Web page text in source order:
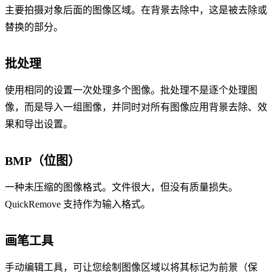
主要拍摄对象后面的图像区域。在背景去除中，这是被去除或
替换的部分。
批处理
使用相同的设置一次处理多个图像。批处理不是逐个处理图
像，而是导入一组图像，并同时对所有图像应用背景去除、效
果和导出设置。
BMP（位图）
一种未压缩的图像格式。文件很大，但没有质量损失。
QuickRemove 支持作为输入格式。
画笔工具
手动编辑工具，可让您绘制图像区域以将其标记为前景（保